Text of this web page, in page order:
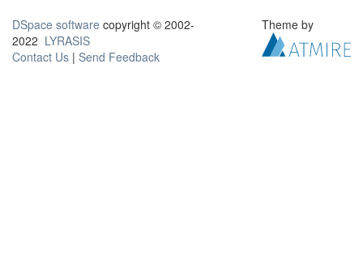
DSpace software copyright © 2002-
2022 LYRASIS
Contact Us | Send Feedback
Theme by